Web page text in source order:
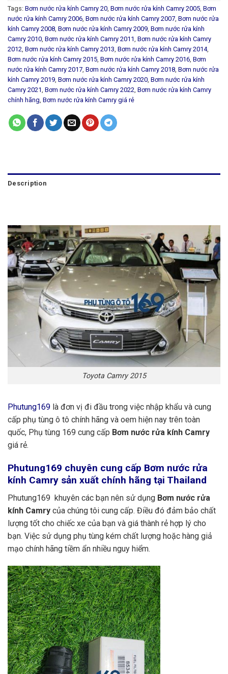
Tags: Bơm nước rửa kính Camry 20, Bơm nước rửa kính Camry 2005, Bơm
nước rửa kính Camry 2006, Bơm nước rửa kính Camry 2007, Bơm nước rửa
kính Camry 2008, Bơm nước rửa kính Camry 2009, Bơm nước rửa kính
Camry 2010, Bơm nước rửa kính Camry 2011, Bơm nước rửa kính Camry
2012, Bơm nước rửa kính Camry 2013, Bơm nước rửa kính Camry 2014,
Bơm nước rửa kính Camry 2015, Bơm nước rửa kính Camry 2016, Bơm
nước rửa kính Camry 2017, Bơm nước rửa kính Camry 2018, Bơm nước rửa
kính Camry 2019, Bơm nước rửa kính Camry 2020, Bơm nước rửa kính
Camry 2021, Bơm nước rửa kính Camry 2022, Bơm nước rửa kính Camry
chính hãng, Bơm nước rửa kính Camry giá rẻ
Description
Toyota Camry 2015
Phutung169 là đơn vị đi đầu trong việc nhập khẩu và cung
cấp phụ tùng ô tô chính hãng và oem hiện nay trên toàn
quốc, Phụ tùng 169 cung cấp Bơm nước rửa kính Camry
giá rẻ.
Phutung169 chuyên cung cấp Bơm nước rửa
kính Camry sản xuất chính hãng tại Thailand
Phutung169 khuyên các bạn nên sử dụng Bơm nước rửa
kính Camry của chúng tôi cung cấp. Điều đó đảm bảo chất
lượng tốt cho chiếc xe của bạn và giá thành rẻ hợp lý cho
bạn. Việc sử dụng phụ tùng kém chất lượng hoặc hàng giả
mạo chính hãng tiềm ẩn nhiều nguy hiểm.